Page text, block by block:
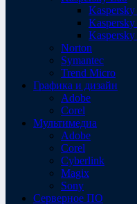
Norton
Symantec
Trend Micro
Графика и дизайн
Adobe
Corel
Мультимедиа
Adobe
Corel
Cyberlink
Magix
Sony
Серверное ПО